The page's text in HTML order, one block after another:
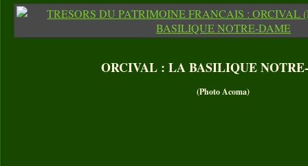
ORCIVAL : LA BASILIQUE
(Photo Acoma)